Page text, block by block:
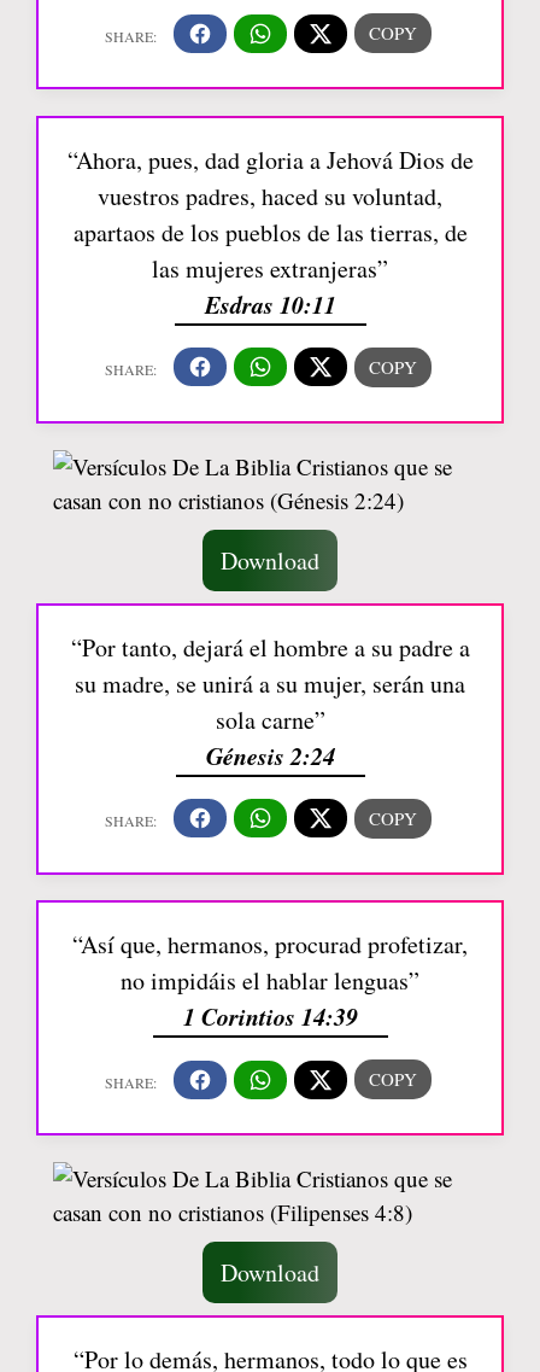
“Ahora, pues, dad gloria a Jehová Dios de
vuestros padres, haced su voluntad,
apartaos de los pueblos de las tierras, de
las mujeres extranjeras”
Esdras 10:11
Download
“Por tanto, dejará el hombre a su padre a
su madre, se unirá a su mujer, serán una
sola carne”
Génesis 2:24
“Así que, hermanos, procurad profetizar,
no impidáis el hablar lenguas”
1 Corintios 14:39
Download
“Por lo demás, hermanos, todo lo que es